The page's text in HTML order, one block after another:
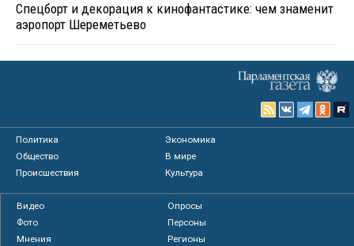
Спецборт и декорация к кинофантастике: чем знаменит
аэропорт Шереметьево
Политика
Экономика
Общество
В мире
Происшествия
Культура
Видео
Опросы
Фото
Персоны
Мнения
Регионы